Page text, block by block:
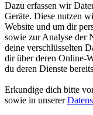
Dazu erfassen wir
Geräte. Diese nutzen
Website und um dir
sowie zur Analyse der
deine verschlüsselten
dir über deren Online-
du deren Dienste
Erkundige dich bitte
sowie in unserer